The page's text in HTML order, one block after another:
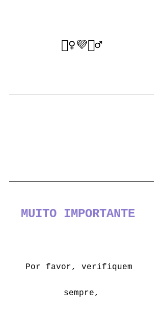
🧘‍♀️💜🧘‍♂️
MUITO IMPORTANTE
Por favor, verifiquem
sempre,